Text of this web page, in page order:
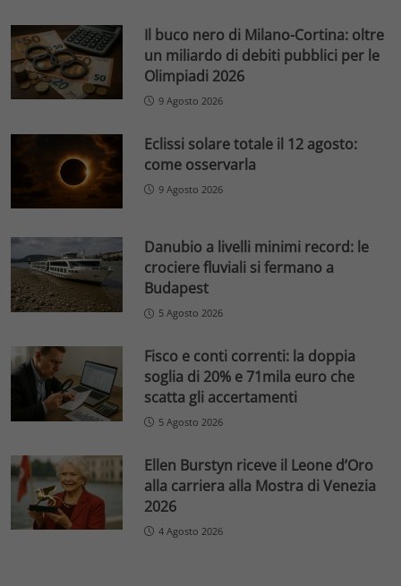
Il buco nero di Milano-Cortina: oltre
un miliardo di debiti pubblici per le
Olimpiadi 2026
9 Agosto 2026
Eclissi solare totale il 12 agosto:
come osservarla
9 Agosto 2026
Danubio a livelli minimi record: le
crociere fluviali si fermano a
Budapest
5 Agosto 2026
Fisco e conti correnti: la doppia
soglia di 20% e 71mila euro che
scatta gli accertamenti
5 Agosto 2026
Ellen Burstyn riceve il Leone d’Oro
alla carriera alla Mostra di Venezia
2026
4 Agosto 2026